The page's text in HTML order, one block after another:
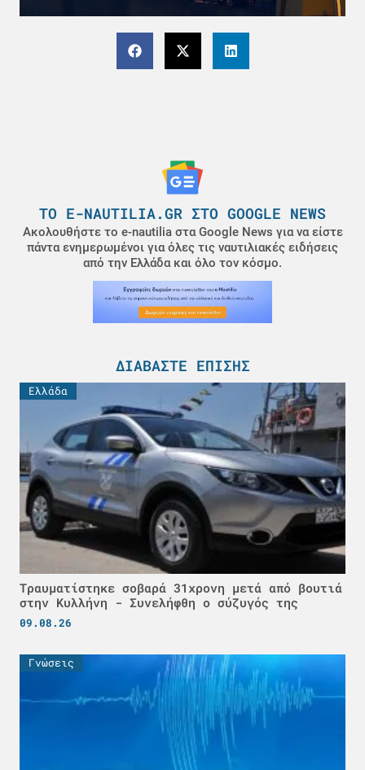
ΤΟ E-NAUTILIA.GR ΣΤΟ GOOGLE NEWS
Ακολουθήστε το e-nautilia στα Google News για να είστε
πάντα ενημερωμένοι για όλες τις ναυτιλιακές ειδήσεις
από την Ελλάδα και όλο τον κόσμο.
ΔΙΑΒΆΣΤΕ ΕΠΊΣΗΣ
Ελλάδα
Τραυματίστηκε σοβαρά 31χρονη μετά από βουτιά
στην Κυλλήνη - Συνελήφθη ο σύζυγός της
09.08.26
Γνώσεις